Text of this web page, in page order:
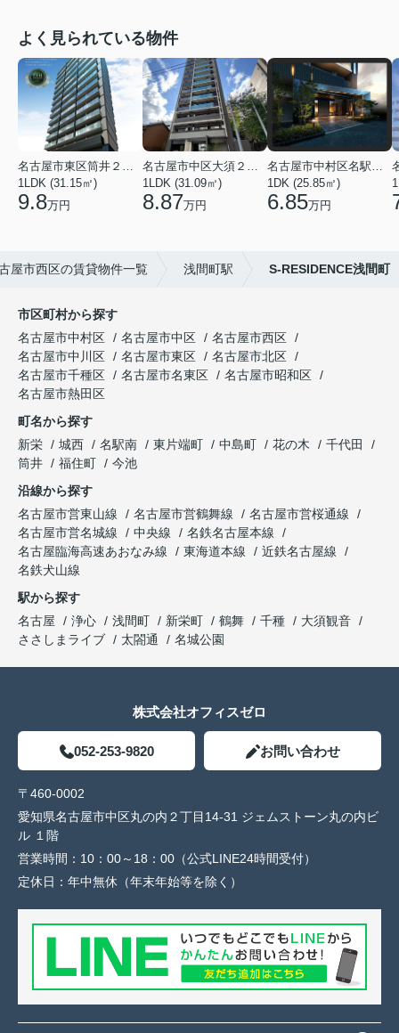
よく見られている物件
名古屋市東区筒井２丁目
1LDK (31.15㎡)
9.8万円
名古屋市中区大須２丁目
1LDK (31.09㎡)
8.87万円
名古屋市中村区名駅南３丁目
1DK (25.85㎡)
6.85万円
屋市西区の賃貸物件一覧 浅間町駅 S-RESIDENCE浅間町
市区町村から探す
名古屋市中村区
名古屋市中区
名古屋市西区
名古屋市中川区
名古屋市東区
名古屋市北区
名古屋市千種区
名古屋市名東区
名古屋市昭和区
名古屋市熱田区
町名から探す
新栄
城西 名駅南 東片端町 中島町 花の木
千代田
筒井
福住町
今池
沿線から探す
名古屋市営東山線
名古屋市営鶴舞線
名古屋市営桜通線
名古屋市営名城線
中央線
名鉄名古屋本線
名古屋臨海高速あおなみ線
東海道本線
近鉄名古屋線
名鉄犬山線
駅から探す
名古屋
浄心 浅間町 新栄町 鶴舞 千種
大須観音
ささしまライブ
太閤通 名城公園
株式会社オフィスゼロ
052-253-9820 お問い合わせ
〒460-0002
愛知県名古屋市中区丸の内２丁目14-31 ジェムストーン丸の内ビ
ル １階
営業時間： 10：00～18：00（公式LINE24時間受付）
定休日： 年中無休（年末年始等を除く）